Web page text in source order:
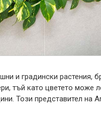
и градински растения,
тъй като цветето може
Този представител на